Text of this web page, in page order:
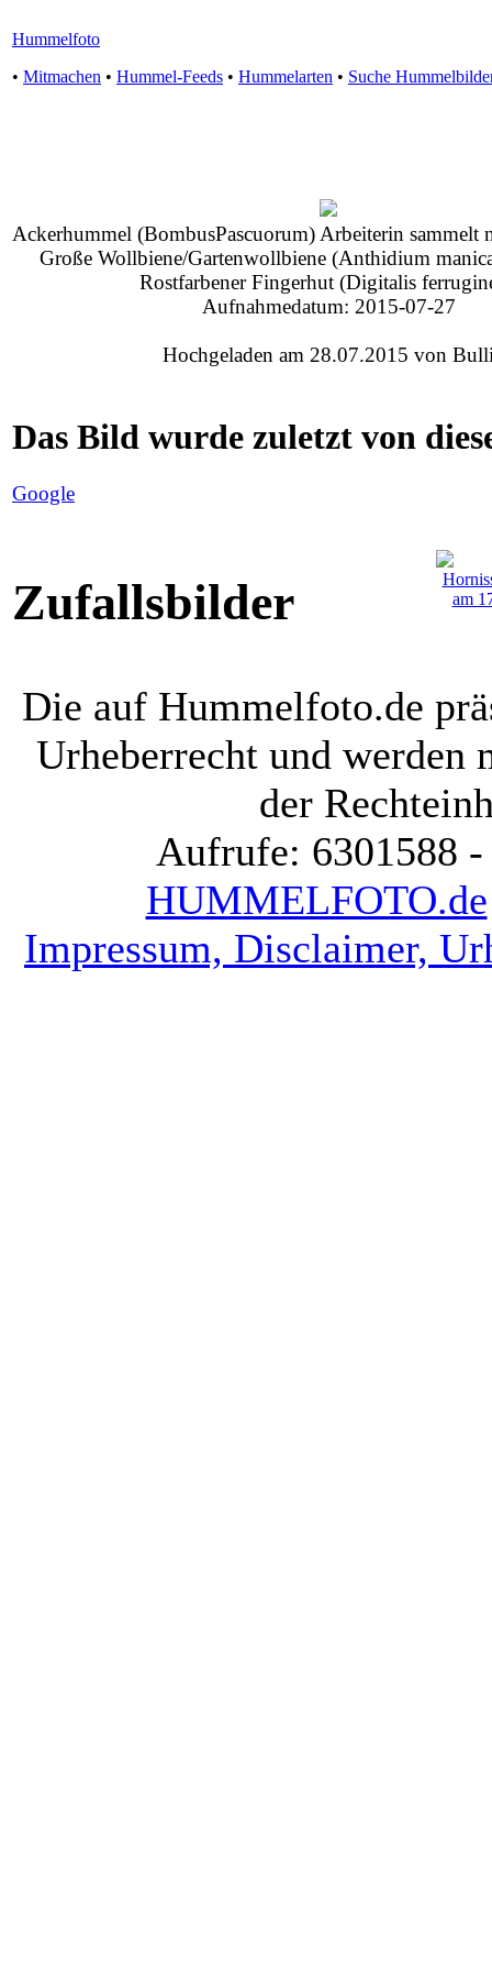
Hummelfoto
• Mitmachen • Hummel-Feeds • Hummelarten • Suche
Ackerhummel (BombusPascuorum) Arbeiterin sammelt
Große Wollbiene/Gartenwollbiene (Anthidium
Rostfarbener Fingerhut (Digitalis
Aufnahmedatum: 2015-07-27
Hochgeladen am 28.07.2015 von
Das Bild wurde zuletzt von
Google
Zufallsbilder
Die auf Hummelfoto.de
Urheberrecht und werden
der
Aufrufe: 6301588
HUMMELFOTO.de
Impressum, Disclaimer,